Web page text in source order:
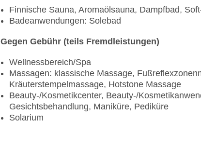
Finnische Sauna, Aromaölsauna, Dampfbad,
Badeanwendungen: Solebad
Gegen Gebühr (teils Fremdleistungen)
Wellnessbereich/Spa
Massagen: klassische Massage,
Kräuterstempelmassage, Hotstone Massage
Beauty-/Kosmetikcenter, Beauty-/
Gesichtsbehandlung, Maniküre, Pediküre
Solarium